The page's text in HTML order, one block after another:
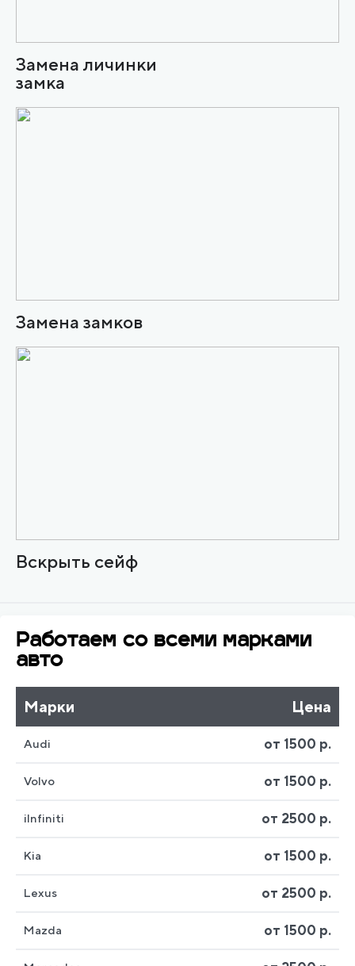
Замена личинки
замка
Замена замков
Вскрыть сейф
Работаем со всеми марками
авто
Марки Цена
Audi от 1500 р.
Volvo от 1500 р.
iInfiniti от 2500 р.
Kia от 1500 р.
Lexus от 2500 р.
Mazda от 1500 р.